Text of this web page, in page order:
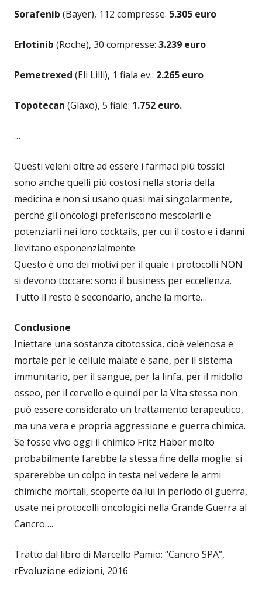
Sorafenib (Bayer), 112 compresse: 5.305 euro
Erlotinib (Roche), 30 compresse: 3.239 euro
Pemetrexed (Eli Lilli), 1 fiala ev.: 2.265 euro
Topotecan (Glaxo), 5 fiale: 1.752 euro.
…
Questi veleni oltre ad essere i farmaci più tossici
sono anche quelli più costosi nella storia della
medicina e non si usano quasi mai singolarmente,
perché gli oncologi preferiscono mescolarli e
potenziarli nei loro cocktails, per cui il costo e i danni
lievitano esponenzialmente.
Questo è uno dei motivi per il quale i protocolli NON
si devono toccare: sono il business per eccellenza.
Tutto il resto è secondario, anche la morte…
Conclusione
Iniettare una sostanza citotossica, cioè velenosa e
mortale per le cellule malate e sane, per il sistema
immunitario, per il sangue, per la linfa, per il midollo
osseo, per il cervello e quindi per la Vita stessa non
può essere considerato un trattamento terapeutico,
ma una vera e propria aggressione e guerra chimica.
Se fosse vivo oggi il chimico Fritz Haber molto
probabilmente farebbe la stessa fine della moglie: si
sparerebbe un colpo in testa nel vedere le armi
chimiche mortali, scoperte da lui in periodo di guerra,
usate nei protocolli oncologici nella Grande Guerra al
Cancro….
Tratto dal libro di Marcello Pamio: “Cancro SPA”,
rEvoluzione edizioni, 2016